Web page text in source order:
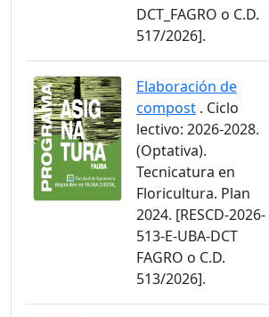
DCT_FAGRO o C.D.
517/2026].
Elaboración de
compost . Ciclo
lectivo: 2026-2028.
(Optativa).
Tecnicatura en
Floricultura. Plan
2024. [RESCD-2026-
513-E-UBA-DCT
FAGRO o C.D.
513/2026].